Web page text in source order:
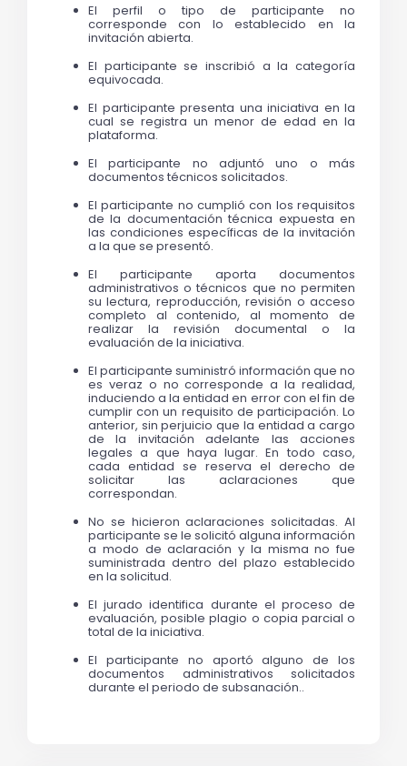
El perfil o tipo de participante no
corresponde con lo establecido en la
invitación abierta.
El participante se inscribió a la categoría
equivocada.
El participante presenta una iniciativa en la
cual se registra un menor de edad en la
plataforma.
El participante no adjuntó uno o más
documentos técnicos solicitados.
El participante no cumplió con los requisitos
de la documentación técnica expuesta en
las condiciones específicas de la invitación
a la que se presentó.
El participante aporta documentos
administrativos o técnicos que no permiten
su lectura, reproducción, revisión o acceso
completo al contenido, al momento de
realizar la revisión documental o la
evaluación de la iniciativa.
El participante suministró información que no
es veraz o no corresponde a la realidad,
induciendo a la entidad en error con el fin de
cumplir con un requisito de participación. Lo
anterior, sin perjuicio que la entidad a cargo
de la invitación adelante las acciones
legales a que haya lugar. En todo caso,
cada entidad se reserva el derecho de
solicitar las aclaraciones que
correspondan.
No se hicieron aclaraciones solicitadas. Al
participante se le solicitó alguna información
a modo de aclaración y la misma no fue
suministrada dentro del plazo establecido
en la solicitud.
El jurado identifica durante el proceso de
evaluación, posible plagio o copia parcial o
total de la iniciativa.
El participante no aportó alguno de los
documentos administrativos solicitados
durante el periodo de subsanación..